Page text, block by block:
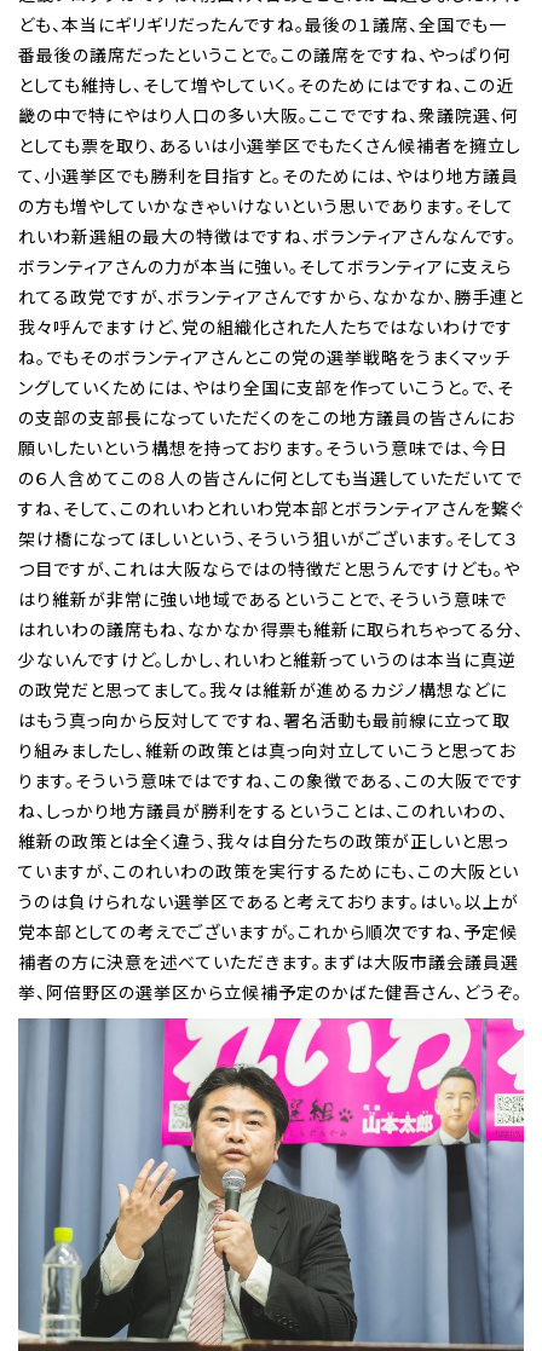
ども、本当にギリギリだったんですね。最後の１議席、全国でも一
番最後の議席だったということで。この議席をですね、やっぱり何
としても維持し、そして増やしていく。そのためにはですね、この近
畿の中で特にやはり人口の多い大阪。ここでですね、衆議院選、何
としても票を取り、あるいは小選挙区でもたくさん候補者を擁立し
て、小選挙区でも勝利を目指すと。そのためには、やはり地方議員
の方も増やしていかなきゃいけないという思いであります。そして
れいわ新選組の最大の特徴はですね、ボランティアさんなんです。
ボランティアさんの力が本当に強い。そしてボランティアに支えら
れてる政党ですが、ボランティアさんですから、なかなか、勝手連と
我々呼んでますけど、党の組織化された人たちではないわけです
ね。でもそのボランティアさんとこの党の選挙戦略をうまくマッチ
ングしていくためには、やはり全国に支部を作っていこうと。で、そ
の支部の支部長になっていただくのをこの地方議員の皆さんにお
願いしたいという構想を持っております。そういう意味では、今日
の６人含めてこの８人の皆さんに何としても当選していただいてで
すね、そして、このれいわとれいわ党本部とボランティアさんを繋ぐ
架け橋になってほしいという、そういう狙いがございます。そして３
つ目ですが、これは大阪ならではの特徴だと思うんですけども。や
はり維新が非常に強い地域であるということで、そういう意味で
はれいわの議席もね、なかなか得票も維新に取られちゃってる分、
少ないんですけど。しかし、れいわと維新っていうのは本当に真逆
の政党だと思ってまして。我々は維新が進めるカジノ構想などに
はもう真っ向から反対してですね、署名活動も最前線に立って取
り組みましたし、維新の政策とは真っ向対立していこうと思ってお
ります。そういう意味ではですね、この象徴である、この大阪でです
ね、しっかり地方議員が勝利をするということは、このれいわの、
維新の政策とは全く違う、我々は自分たちの政策が正しいと思っ
ていますが、このれいわの政策を実行するためにも、この大阪とい
うのは負けられない選挙区であると考えております。はい。以上が
党本部としての考えでございますが。これから順次ですね、予定候
補者の方に決意を述べていただきます。まずは大阪市議会議員選
挙、阿倍野区の選挙区から立候補予定のかばた健吾さん、どうぞ。